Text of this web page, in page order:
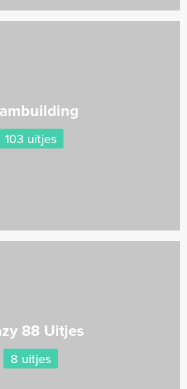
103 uitjes
88 Uitjes
8 uitjes